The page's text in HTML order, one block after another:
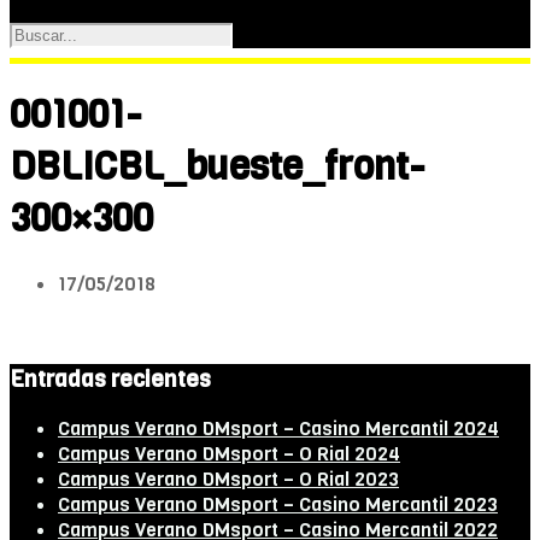
001001-
DBLICBL_bueste_front-
300×300
17/05/2018
Entradas recientes
Campus Verano DMsport – Casino Mercantil 2024
Campus Verano DMsport – O Rial 2024
Campus Verano DMsport – O Rial 2023
Campus Verano DMsport – Casino Mercantil 2023
Campus Verano DMsport – Casino Mercantil 2022